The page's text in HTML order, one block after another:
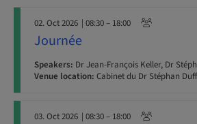
02. Oct 2026 | 08:30 – 18:00
Journée
Speakers: Dr Jean-François Keller, Dr
Venue location: Cabinet du Dr Stéphan
03. Oct 2026 | 08:30 – 18:00